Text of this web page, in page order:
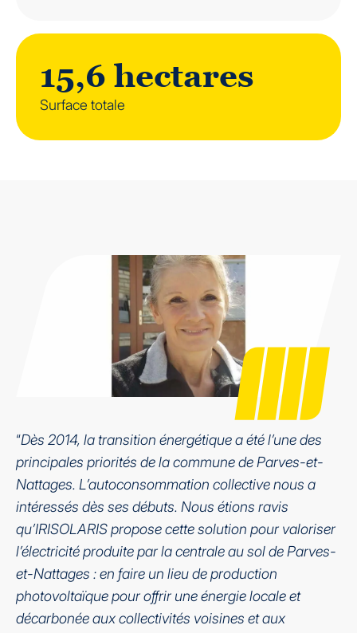
15,6 hectares
Surface totale
“Dès 2014, la transition énergétique a été l’une des
principales priorités de la commune de Parves-et-
Nattages. L’autoconsommation collective nous a
intéressés dès ses débuts. Nous étions ravis
qu’IRISOLARIS propose cette solution pour valoriser
l’électricité produite par la centrale au sol de Parves-
et-Nattages : en faire un lieu de production
photovoltaïque pour offrir une énergie locale et
décarbonée aux collectivités voisines et aux